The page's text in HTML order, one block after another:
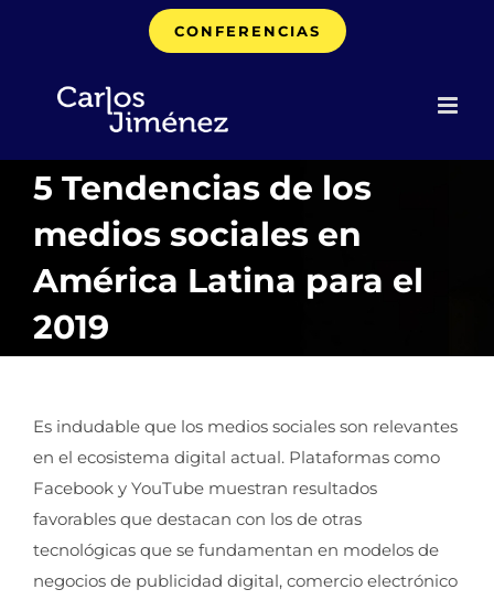
CONFERENCIAS
5 Tendencias de los
medios sociales en
América Latina para el
2019
Es indudable que los medios sociales son relevantes
en el ecosistema digital actual. Plataformas como
Facebook y YouTube muestran resultados
favorables que destacan con los de otras
tecnológicas que se fundamentan en modelos de
negocios de publicidad digital, comercio electrónico